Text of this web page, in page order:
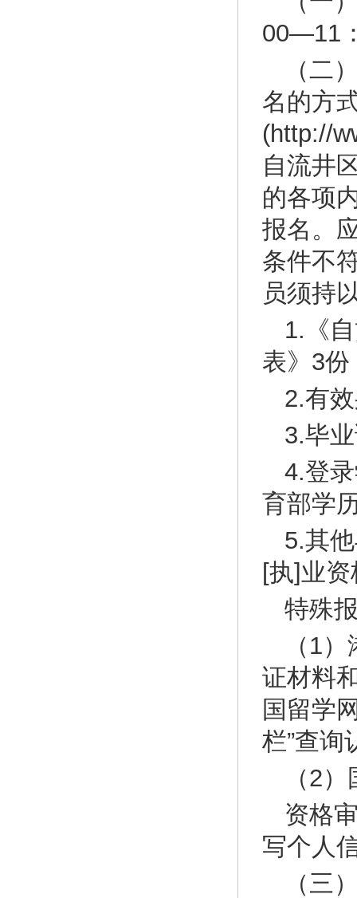
00—11
（二
名的方
(http://
自流井
的各项
报名。
条件不
员须持
1.《
表》3份
2.有
3.毕
4.登
育部学
5.其
[执]业
特殊
（1
证材料
国留学
栏”查询
（2
资格
写个人
（三